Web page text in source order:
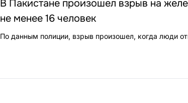
В Пакистане произошел взрыв на
не менее 16 человек
По данным полиции, взрыв произошел, когда люди